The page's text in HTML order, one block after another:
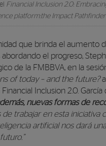
Financial Inclusion 2.0:
platform:the Impact Pathfinder
que brinda el aumento
el progreso,
de la FMBBVA, en la
of today – and the future?
Inclusion 2.0 .
nuevas formas de
de trabajar en esta iniciativa
artificial nos dará